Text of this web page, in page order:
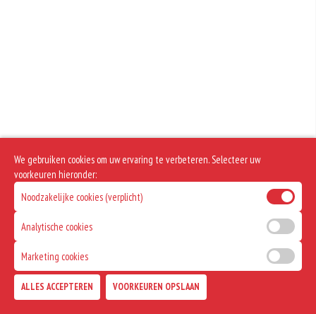
We gebruiken cookies om uw ervaring te verbeteren. Selecteer uw
voorkeuren hieronder:
Noodzakelijke cookies (verplicht)
Analytische cookies
Marketing cookies
ALLES ACCEPTEREN VOORKEUREN OPSLAAN